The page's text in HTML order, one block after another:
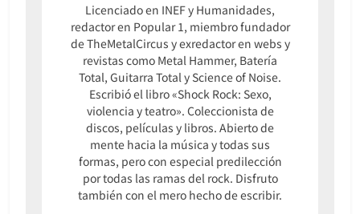
Licenciado en INEF y Humanidades,
redactor en Popular 1, miembro fundador
de TheMetalCircus y exredactor en webs y
revistas como Metal Hammer, Batería
Total, Guitarra Total y Science of Noise.
Escribió el libro «Shock Rock: Sexo,
violencia y teatro». Coleccionista de
discos, películas y libros. Abierto de
mente hacia la música y todas sus
formas, pero con especial predilección
por todas las ramas del rock. Disfruto
también con el mero hecho de escribir.